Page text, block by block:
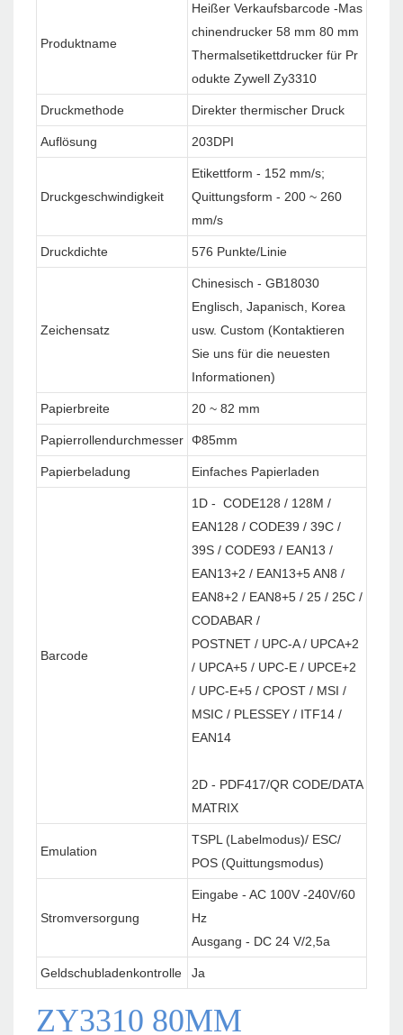
Produktname
Heißer Verkaufsbarcode -Mas
chinendrucker 58 mm 80 mm
Thermalsetikettdrucker für Pr
odukte Zywell Zy3310
Druckmethode Direkter thermischer Druck
Auflösung 203DPI
Druckgeschwindigkeit
Etikettform - 152 mm/s;
Quittungsform - 200 ~ 260
mm/s
Druckdichte 576 Punkte/Linie
Zeichensatz
Chinesisch - GB18030
Englisch, Japanisch, Korea
usw. Custom (Kontaktieren
Sie uns für die neuesten
Informationen)
Papierbreite 20 ~ 82 mm
Papierrollendurchmesser Φ85mm
Papierbeladung Einfaches Papierladen
Barcode
1D - CODE128 / 128M /
EAN128 / CODE39 / 39C /
39S / CODE93 / EAN13 /
EAN13+2 / EAN13+5 AN8 /
EAN8+2 / EAN8+5 / 25 / 25C /
CODABAR /
POSTNET / UPC-A / UPCA+2
/ UPCA+5 / UPC-E / UPCE+2
/ UPC-E+5 / CPOST / MSI /
MSIC / PLESSEY / ITF14 /
EAN14
2D - PDF417/QR CODE/DATA
MATRIX
Emulation
TSPL (Labelmodus)/ ESC/
POS (Quittungsmodus)
Stromversorgung
Eingabe - AC 100V -240V/60
Hz
Ausgang - DC 24 V/2,5a
Geldschubladenkontrolle Ja
ZY3310 80MM